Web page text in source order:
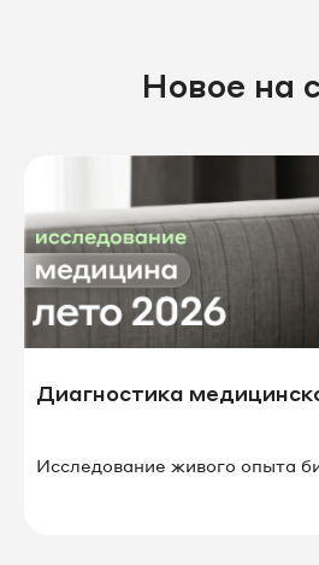
Новое на
Диагностика
Исследование живого опыта